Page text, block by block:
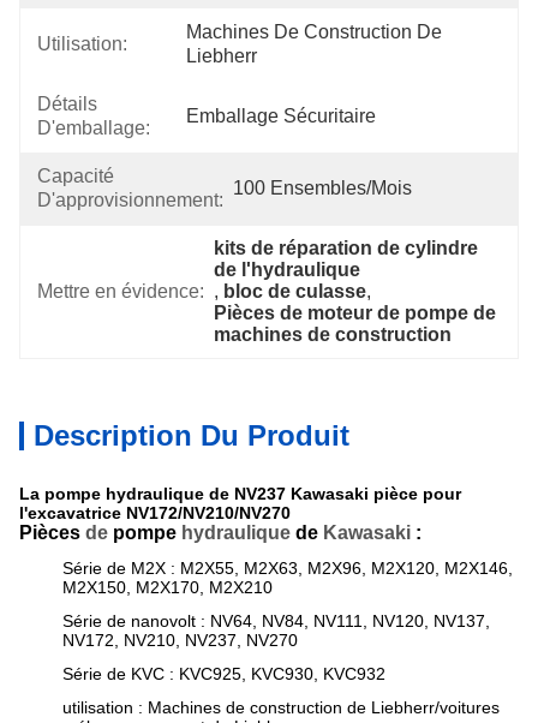
Utilisation:
Machines De Construction De
Liebherr
Détails
D'emballage:
Emballage Sécuritaire
Capacité
D'approvisionnement:
100 Ensembles/mois
Mettre en évidence:
kits de réparation de cylindre
de l'hydraulique
, bloc de culasse,
Pièces de moteur de pompe de
machines de construction
Description Du Produit
La pompe hydraulique de NV237 Kawasaki pièce pour
l'excavatrice NV172/NV210/NV270
Pièces de pompe hydraulique de Kawasaki :
Série de M2X : M2X55, M2X63, M2X96, M2X120, M2X146,
M2X150, M2X170, M2X210
Série de nanovolt : NV64, NV84, NV111, NV120, NV137,
NV172, NV210, NV237, NV270
Série de KVC : KVC925, KVC930, KVC932
utilisation : Machines de construction de Liebherr/voitures